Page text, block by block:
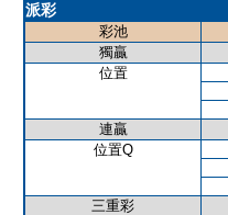
派彩
彩池
獨贏
位置
連贏
位置Q
三重彩